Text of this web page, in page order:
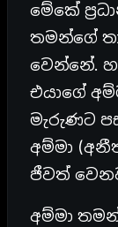
මේකේ
තමන්ගේ
වෙන්නේ.
එයාගේ
මැරුණට
අම්මා
ජීවත්
අම්මා